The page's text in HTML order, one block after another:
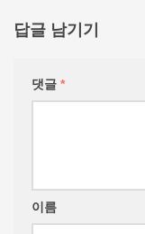
답글 남기기
댓글 *
이름